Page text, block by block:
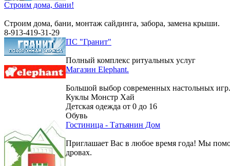
Строим дома, бани!
Строим дома, бани, монтаж сайдинга, забора, замена крыши.
8-913-419-31-29
ПС "Гранит"
Полный комплекс ритуальных услуг
Магазин Elephant.
Большой выбор современных настольных игр.
Куклы Монстр Хай
Детская одежда от 0 до 16
Обувь
Гостиница - Татьянин Дом
Приглашает Вас в любое время года! Мы
дровах.